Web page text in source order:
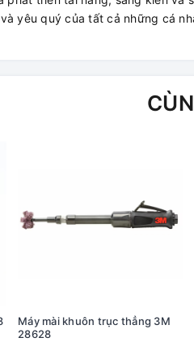
yêu quý của tất cả những cá
Máy mài khuôn trục thẳng 3M
28628